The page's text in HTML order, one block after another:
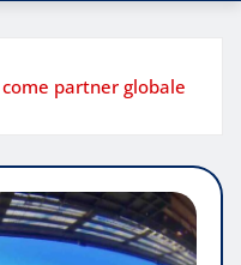
come partner globale